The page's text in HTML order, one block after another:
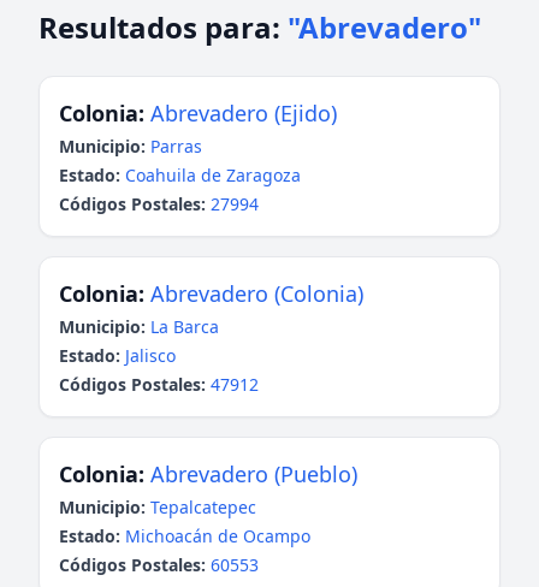
Resultados para: "Abrevadero"
Colonia: Abrevadero (Ejido)
Municipio: Parras
Estado: Coahuila de Zaragoza
Códigos Postales: 27994
Colonia: Abrevadero (Colonia)
Municipio: La Barca
Estado: Jalisco
Códigos Postales: 47912
Colonia: Abrevadero (Pueblo)
Municipio: Tepalcatepec
Estado: Michoacán de Ocampo
Códigos Postales: 60553